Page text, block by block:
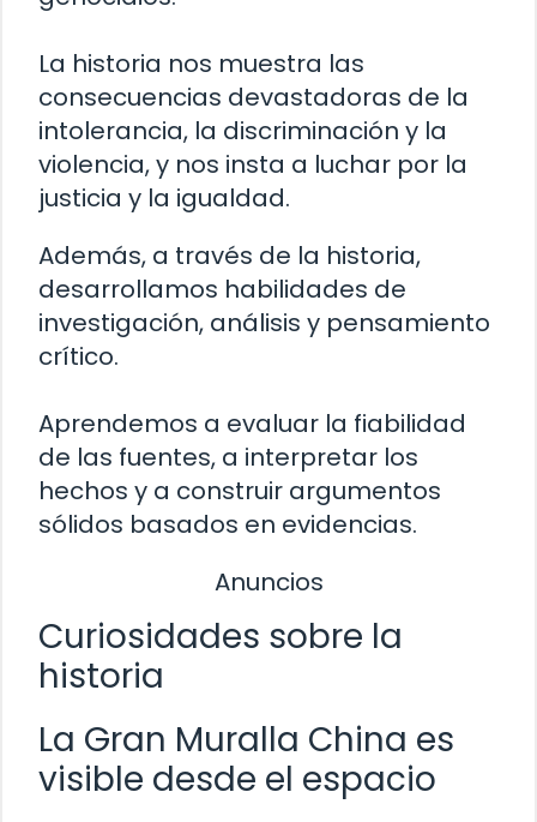
La historia nos muestra las
consecuencias devastadoras de la
intolerancia, la discriminación y la
violencia, y nos insta a luchar por la
justicia y la igualdad.
Además, a través de la historia,
desarrollamos habilidades de
investigación, análisis y pensamiento
crítico.
Aprendemos a evaluar la fiabilidad
de las fuentes, a interpretar los
hechos y a construir argumentos
sólidos basados en evidencias.
Anuncios
Curiosidades sobre la
historia
La Gran Muralla China es
visible desde el espacio